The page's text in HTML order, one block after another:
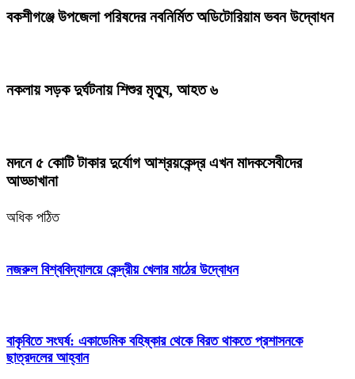
বকশীগঞ্জে উপজেলা পরিষদের নবনির্মিত অডিটোরিয়াম ভবন উদ্বোধন
নকলায় সড়ক দুর্ঘটনায় শিশুর মৃত্যু, আহত ৬
মদনে ৫ কোটি টাকার দুর্যোগ আশ্রয়কেন্দ্র এখন মাদকসেবীদের
আড্ডাখানা
অধিক পঠিত
নজরুল বিশ্ববিদ্যালয়ে কেন্দ্রীয় খেলার মাঠের উদ্বোধন
বাকৃবিতে সংঘর্ষ: একাডেমিক বহিষ্কার থেকে বিরত থাকতে প্রশাসনকে
ছাত্রদলের আহ্বান